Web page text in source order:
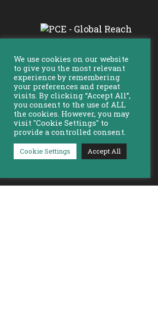
Bekijk al onze locaties
We use cookies on our website
to give you the most relevant
experience by remembering
your preferences and repeat
visits. By clicking “Accept All”,
you consent to the use of ALL
the cookies. However, you may
visit "Cookie Settings" to
provide a controlled consent.
Cookie Settings Accept All